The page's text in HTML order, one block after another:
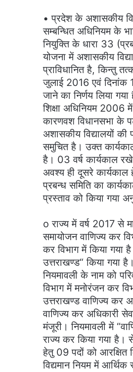
• प्रदेश के अशासकीय
सम्बन्धित अधिनियम के
नियुक्ति के धारा 33
योजना में अशासकीय
प्राविधानित है, किन्तु
जुलाई 2016 एवं दिनांक
जाने का निर्णय लिया
शिक्षा अधिनियम
कारणवश विधानसभा के
अशासकीय विद्यालयों की
समुचित है। उक्त
है। 03 वर्ष कार्यकाल
अवश्य ही दूसरे
प्रबन्ध समिति का
प्रस्ताव को किया गया
o राज्य में वर्ष 2017 से
समायोजन वाणिज्य कर
कर विभाग में किया गया
उत्तराखण्ड“ किया गया
नियमावली के नाम को
विभाग में मनोरंजन कर
उत्तराखण्ड वाणिज्य कर
वाणिज्य कर अधिकारी
मंजूरी। नियमावली में
राज्य कर किया गया है।
हेतु 09 पदों को आरक्षित
विद्यमान नियम में